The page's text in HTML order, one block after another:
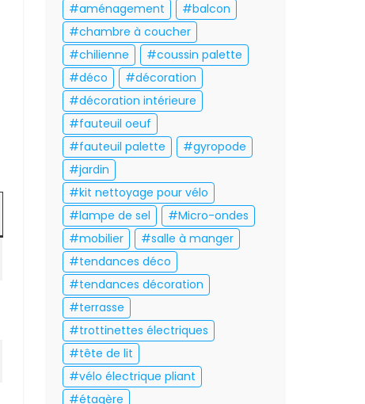
aménagement
balcon
chambre à coucher
chilienne
coussin palette
déco
décoration
décoration intérieure
fauteuil oeuf
fauteuil palette
gyropode
jardin
kit nettoyage pour vélo
lampe de sel
Micro-ondes
mobilier
salle à manger
tendances déco
tendances décoration
terrasse
trottinettes électriques
tête de lit
vélo électrique pliant
étagère